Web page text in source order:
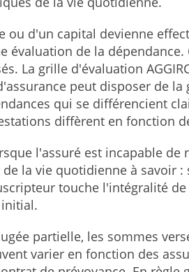
ou d'un capital devienne
évaluation de la
La grille d'évaluation
peut disposer de
qui se différencient
diffèrent en fonction
l'assuré est incapable de
la vie quotidienne à savoir
touche l'intégralité
partielle, les sommes
varier en fonction des